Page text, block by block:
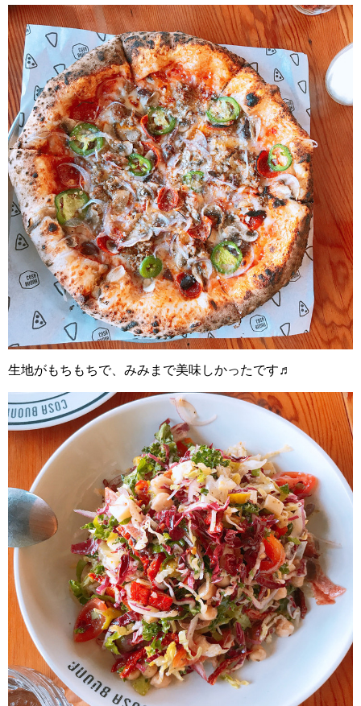
生地がもちもちで、みみまで美味しかったです♬